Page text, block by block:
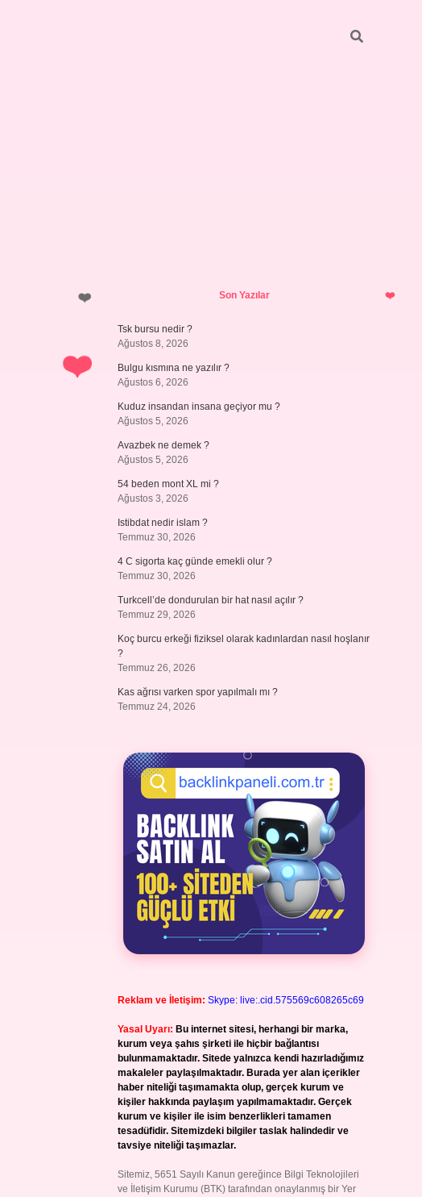
SidebarSon Yazılar
Tsk bursu nedir ?
Ağustos 8, 2026
Bulgu kısmına ne yazılır ?
Ağustos 6, 2026
Kuduz insandan insana geçiyor mu ?
Ağustos 5, 2026
Avazbek ne demek ?
Ağustos 5, 2026
54 beden mont XL mi ?
Ağustos 3, 2026
Istibdat nedir islam ?
Temmuz 30, 2026
4 C sigorta kaç günde emekli olur ?
Temmuz 30, 2026
Turkcell’de dondurulan bir hat nasıl açılır ?
Temmuz 29, 2026
Koç burcu erkeği fiziksel olarak kadınlardan nasıl hoşlanır
?
Temmuz 26, 2026
Kas ağrısı varken spor yapılmalı mı ?
Temmuz 24, 2026
Reklam ve İletişim: Skype: live:.cid.575569c608265c69
Yasal Uyarı: Bu internet sitesi, herhangi bir marka,
kurum veya şahıs şirketi ile hiçbir bağlantısı
bulunmamaktadır. Sitede yalnızca kendi hazırladığımız
makaleler paylaşılmaktadır. Burada yer alan içerikler
haber niteliği taşımamakta olup, gerçek kurum ve
kişiler hakkında paylaşım yapılmamaktadır. Gerçek
kurum ve kişiler ile isim benzerlikleri tamamen
tesadüfidir. Sitemizdeki bilgiler taslak halindedir ve
tavsiye niteliği taşımazlar.
Sitemiz, 5651 Sayılı Kanun gereğince Bilgi Teknolojileri
ve İletişim Kurumu (BTK) tarafından onaylanmış bir Yer